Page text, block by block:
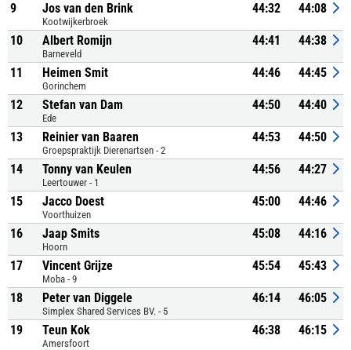
9 Jos van den Brink
Kootwijkerbroek
44:32 44:08
10 Albert Romijn
Barneveld
44:41 44:38
11 Heimen Smit
Gorinchem
44:46 44:45
12 Stefan van Dam
Ede
44:50 44:40
13 Reinier van Baaren
Groepspraktijk Dierenartsen - 2
44:53 44:50
14 Tonny van Keulen
Leertouwer - 1
44:56 44:27
15 Jacco Doest
Voorthuizen
45:00 44:46
16 Jaap Smits
Hoorn
45:08 44:16
17 Vincent Grijze
Moba - 9
45:54 45:43
18 Peter van Diggele
Simplex Shared Services BV. - 5
46:14 46:05
19 Teun Kok
Amersfoort
46:38 46:15